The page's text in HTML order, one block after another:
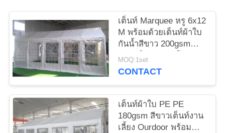
เว็บไซต์
PRIVACY
POLICY
เต็นท์ Marquee หรู 6x12
M พร้อมด้วยเต็นท์ผ้าใบ
กันน้ำสีขาว 200gsm
ขนาดใหญ่พร้อมโครง
เหล็กชุบสังกะสีและ
MOQ:1set
CONTACT
เต็นท์ผ้าใบ PE PE
180gsm สีขาวเต็นท์งาน
เลี้ยง Ourdoor พร้อม